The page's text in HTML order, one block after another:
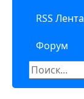
RSS Лента
Форум